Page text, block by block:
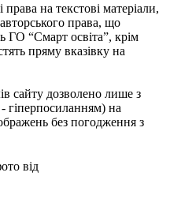
на текстові матеріали,
права, що
ГО “Смарт освіта”, крім
пряму вказівку на
сайту дозволено лише з
гіперпосиланням) на
без погодження з
від